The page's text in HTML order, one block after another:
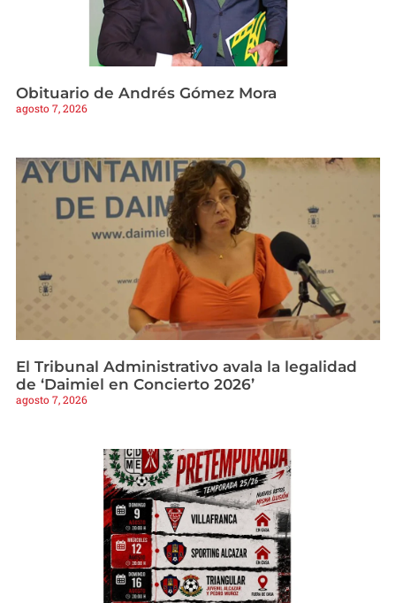
Obituario de Andrés Gómez Mora
agosto 7, 2026
El Tribunal Administrativo avala la legalidad
de ‘Daimiel en Concierto 2026’
agosto 7, 2026